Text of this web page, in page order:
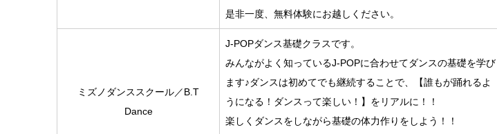
是非一度、無料体験にお越しください。
ミズノダンススクール／B.T
Dance
J-POPダンス基礎クラスです。
みんながよく知っているJ-POPに合わせてダンスの基礎を学び
ます♪ダンスは初めてでも継続することで、【誰もが踊れるよ
うになる！ダンスって楽しい！】をリアルに！！
楽しくダンスをしながら基礎の体力作りをしよう！！